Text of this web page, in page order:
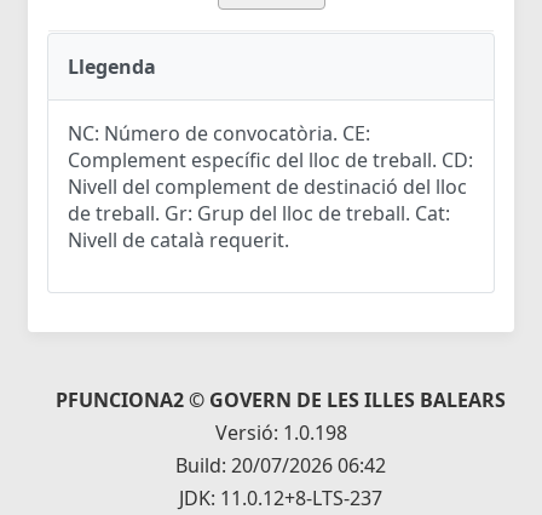
Llegenda
NC: Número de convocatòria. CE:
Complement específic del lloc de treball. CD:
Nivell del complement de destinació del lloc
de treball. Gr: Grup del lloc de treball. Cat:
Nivell de català requerit.
PFUNCIONA2 © GOVERN DE LES ILLES BALEARS
Versió: 1.0.198
Build: 20/07/2026 06:42
JDK: 11.0.12+8-LTS-237